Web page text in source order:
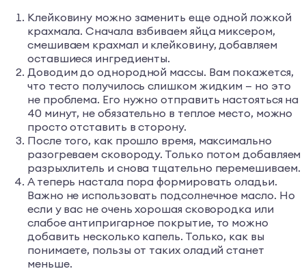
Клейковину можно заменить еще одной ложкой
крахмала. Сначала взбиваем яйца миксером,
смешиваем крахмал и клейковину, добавляем
оставшиеся ингредиенты.
Доводим до однородной массы. Вам покажется,
что тесто получилось слишком жидким — но это
не проблема. Его нужно отправить настояться на
40 минут, не обязательно в теплое место, можно
просто отставить в сторону.
После того, как прошло время, максимально
разогреваем сковороду. Только потом добавляем
разрыхлитель и снова тщательно перемешиваем.
А теперь настала пора формировать оладьи.
Важно не использовать подсолнечное масло. Но
если у вас не очень хорошая сковородка или
слабое антипригарное покрытие, то можно
добавить несколько капель. Только, как вы
понимаете, пользы от таких оладий станет
меньше.